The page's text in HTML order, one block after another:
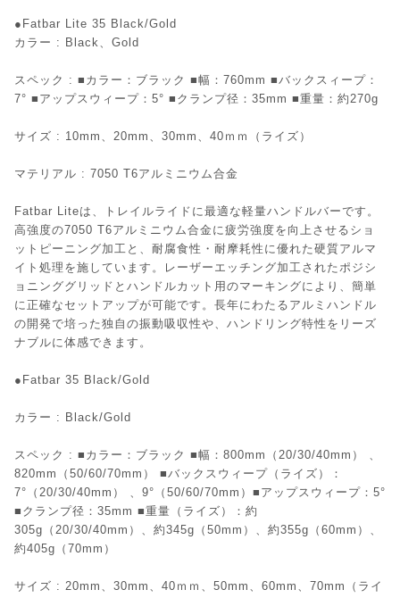
●Fatbar Lite 35 Black/Gold
カラー : Black、Gold
スペック : ■カラー：ブラック ■幅：760mm ■バックスィープ：
7° ■アップスウィープ：5° ■クランプ径：35mm ■重量：約270g
サイズ : 10mm、20mm、30mm、40ｍｍ（ライズ）
マテリアル : 7050 T6アルミニウム合金
Fatbar Liteは、トレイルライドに最適な軽量ハンドルバーです。
高強度の7050 T6アルミニウム合金に疲労強度を向上させるショ
ットピーニング加工と、耐腐食性・耐摩耗性に優れた硬質アルマ
イト処理を施しています。レーザーエッチング加工されたポジシ
ョニンググリッドとハンドルカット用のマーキングにより、簡単
に正確なセットアップが可能です。長年にわたるアルミハンドル
の開発で培った独自の振動吸収性や、ハンドリング特性をリーズ
ナブルに体感できます。
●Fatbar 35 Black/Gold
カラー : Black/Gold
スペック : ■カラー：ブラック ■幅：800mm（20/30/40mm） 、
820mm（50/60/70mm） ■バックスウィープ（ライズ）：
7°（20/30/40mm） 、9°（50/60/70mm）■アップスウィープ：5°
■クランプ径：35mm ■重量（ライズ）：約
305g（20/30/40mm）、約345g（50mm）、約355g（60mm）、
約405g（70mm）
サイズ : 20mm、30mm、40ｍｍ、50mm、60mm、70mm（ライ